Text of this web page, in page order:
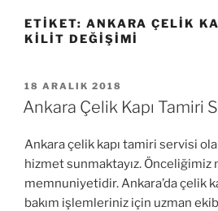
ETIKET: ANKARA ÇELIK
KILIT DEĞIŞIMI
YAYIM
TARIHI
18 ARALIK 2018
Ankara Çelik Kapı Tamiri
Ankara çelik kapı tamiri servisi
hizmet sunmaktayız. Önceliğimiz
memnuniyetidir. Ankara’da çelik
bakım işlemleriniz için uzman